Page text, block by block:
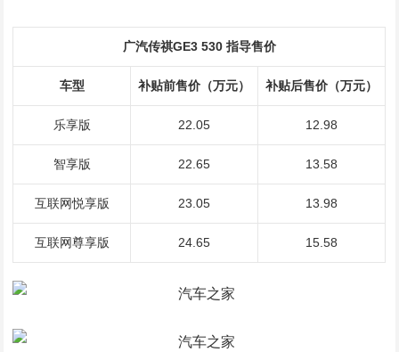
广汽传祺GE3 530 指导售价
车型 补贴前售价（万元） 补贴后售价（万元）
乐享版 22.05 12.98
智享版 22.65 13.58
互联网悦享版 23.05 13.98
互联网尊享版 24.65 15.58